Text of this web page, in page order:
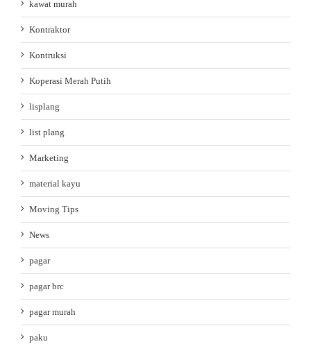
kawat murah
Kontraktor
Kontruksi
Koperasi Merah Putih
lisplang
list plang
Marketing
material kayu
Moving Tips
News
pagar
pagar brc
pagar murah
paku